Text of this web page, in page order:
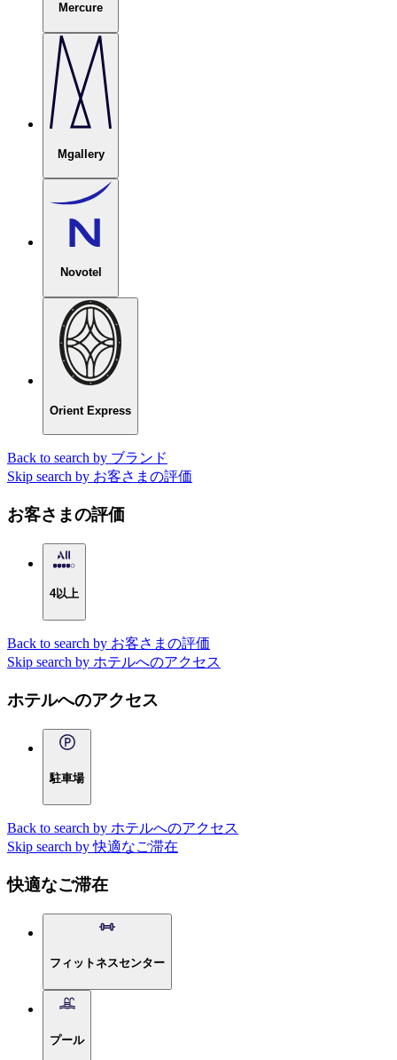
Mercure
Mgallery
Novotel
Orient Express
Back to search by ブランド
Skip search by お客さまの評価
お客さまの評価
4以上
Back to search by お客さまの評価
Skip search by ホテルへのアクセス
ホテルへのアクセス
駐車場
Back to search by ホテルへのアクセス
Skip search by 快適なご滞在
快適なご滞在
フィットネスセンター
プール